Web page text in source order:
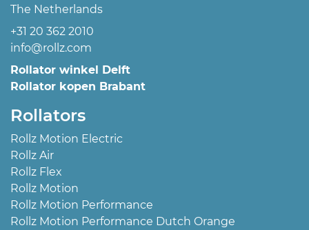
The Netherlands
+31 20 362 2010
info@rollz.com
Rollator winkel Delft
Rollator kopen Brabant
Rollators
Rollz Motion Electric
Rollz Air
Rollz Flex
Rollz Motion
Rollz Motion Performance
Rollz Motion Performance Dutch Orange